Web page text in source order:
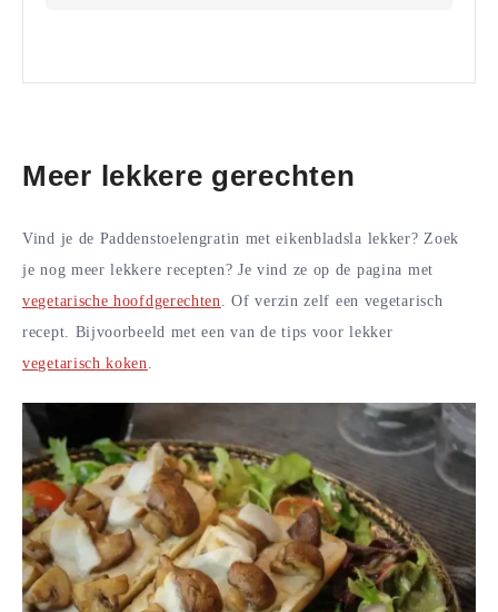
Meer lekkere gerechten
Vind je de Paddenstoelengratin met eikenbladsla lekker? Zoek
je nog meer lekkere recepten? Je vind ze op de pagina met
vegetarische hoofdgerechten. Of verzin zelf een vegetarisch
recept. Bijvoorbeeld met een van de tips voor lekker
vegetarisch koken.